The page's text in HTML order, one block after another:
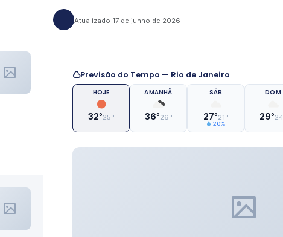
Atualizado 17 de junho de 2026
Previsão do Tempo — Rio de Janeiro
HOJE
32°25°
AMANHÃ
36°26°
SÁB
27°21°
20%
DOM
29°